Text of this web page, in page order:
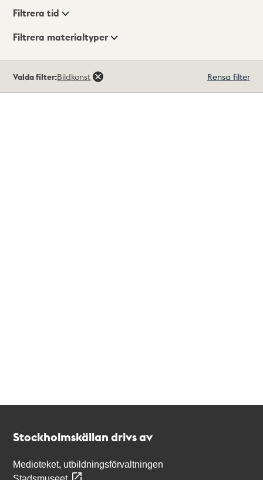
Visningsläge
Filtrera tid
Filtrera materialtyper
träffar
Valda filter:Bildkonst Rensa filter
Stockholmskällan drivs av
Medioteket, utbildningsförvaltningen